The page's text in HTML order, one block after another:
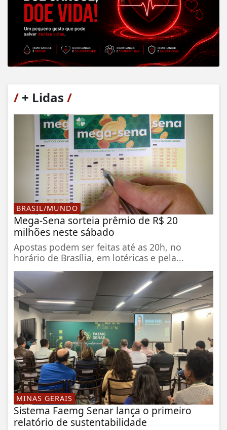
/ + Lidas /
BRASIL/MUNDO
Mega-Sena sorteia prêmio de R$ 20
milhões neste sábado
Apostas podem ser feitas até as 20h, no
horário de Brasília, em lotéricas e pela...
MINAS GERAIS
Sistema Faemg Senar lança o primeiro
relatório de sustentabilidade